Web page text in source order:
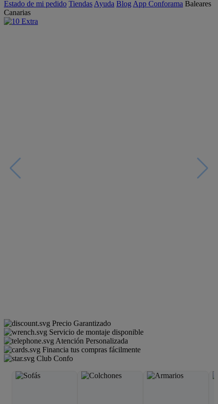
Estado de mi pedido Tiendas Ayuda Blog App Conforama Baleares
Canarias
Precio Garantizado
Servicio de montaje disponible
Atención Personalizada
Financia tus compras fácilmente
Club Confo